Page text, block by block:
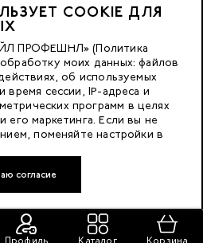
Street. 17, «BC Neo Geo»
COOKIE ДЛЯ
ПРОФЕШНЛ» (Политика
моих данных: файлов
об используемых
сессии, IP-адреса и
программ в целях
его маркетинга. Если вы не
поменяйте настройки в
согласие